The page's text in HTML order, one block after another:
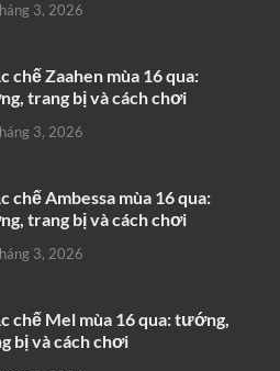
3, 2026
chế Zaahen mùa 16 qua:
trang bị và cách chơi
3, 2026
chế Ambessa mùa 16 qua:
trang bị và cách chơi
3, 2026
chế Mel mùa 16 qua: tướng,
bị và cách chơi